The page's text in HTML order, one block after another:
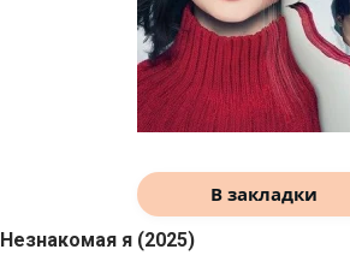
В закладки
Незнакомая я (2025)